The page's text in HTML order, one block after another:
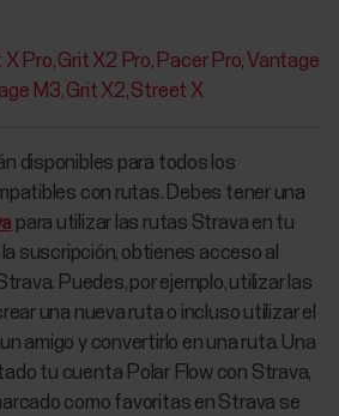
X Pro Grit X2 Pro Pacer Pro Vantage
M3 Grit X2 Street X
disponibles para todos los
con rutas. Debes tener una
para utilizar las rutas Strava en tu
suscripción, obtienes acceso al
Puedes, por ejemplo, utilizar las
una nueva ruta o incluso utilizar el
amigo y convertirlo en una ruta. Una
tu cuenta Polar Flow con Strava,
como favoritas en Strava se